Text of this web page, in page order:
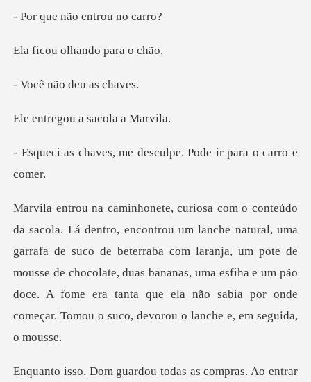
não entro
olhando p
não deu
ou a sacola
me desculpe. Pode ir
garrafa de suco de beterraba com laranja, um pote de
mousse de chocolate, duas bananas, uma esfiha e um pão
do
compras. Ao entrar